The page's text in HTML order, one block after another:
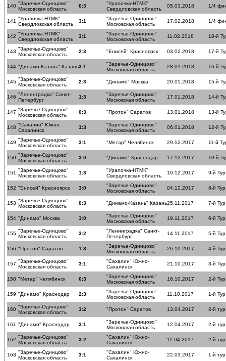
140 "Заречье-Одинцово"
Московская область
0:3
"Уралочка-НТМК"
Свердловская область
05.03.2018 1/4
141 "Уралочка-НТМК"
Свердловская область
3:1
"Заречье-Одинцово"
Московская область
17.02.2018 1/4
142 "Уралочка-НТМК"
Свердловская область
3:1
"Заречье-Одинцово"
Московская область
11.02.2018 18-й
143 "Заречье-Одинцово"
Московская область
2:3 "Енисей" Красноярск 03.02.2018 17-й
144 "Динамо-Казань" Казань3:1
"Заречье-Одинцово"
Московская область
28.01.2018 16-й
145 "Заречье-Одинцово"
Московская область
2:3 "Динамо" Москва 20.01.2018 15-й
146 "Ленинградка" Санкт-
Петербург
1:3
"Заречье-Одинцово"
Московская область
17.01.2018 14-й
147 "Заречье-Одинцово"
Московская область
0:3 "Протон" Саратов 13.01.2018 13-й
148 "Сахалин" Южно-
Сахалинск
1:3
"Заречье-Одинцово"
Московская область
06.01.2018 12-й
149 "Заречье-Одинцово"
Московская область
3:1 "Метар" Челябинск 29.12.2017 11-й
150 "Заречье-Одинцово"
Московская область
3:0 "Динамо" Краснодар 17.12.2017 10-й
151 "Заречье-Одинцово"
Московская область
1:3
"Уралочка-НТМК"
Свердловская область
10.12.2017 9-й Тур
152 "Енисей" Красноярск 3:0
"Заречье-Одинцово"
Московская область
04.12.2017 8-й Тур
153 "Заречье-Одинцово"
Московская область
0:3 "Динамо-Казань" Казань25.11.2017 7-й Тур
154 "Динамо" Москва 3:0
"Заречье-Одинцово"
Московская область
19.11.2017 6-й Тур
155 "Заречье-Одинцово"
Московская область
3:2
"Ленинградка" Санкт-
Петербург
14.11.2017 5-й Тур
156 "Протон" Саратов 1:3
"Заречье-Одинцово"
Московская область
26.10.2017 4-й Тур
157 "Заречье-Одинцово"
Московская область
3:1
"Сахалин" Южно-
Сахалинск
21.10.2017 3-й Тур
158 "Метар" Челябинск 0:3
"Заречье-Одинцово"
Московская область
16.10.2017 2-й Тур
159 "Динамо" Краснодар 2:3
"Заречье-Одинцово"
Московская область
11.10.2017 1-й Тур
160 "Заречье-Одинцово"
Московская область
3:2 "Протон" Саратов 13.04.2017 2-й
161 "Динамо" Краснодар 3:1
"Заречье-Одинцово"
Московская область
12.04.2017 2-й
162 "Заречье-Одинцово"
Московская область
3:2
"Сахалин" Южно-
Сахалинск
11.04.2017 2-й
163 "Заречье-Одинцово"
Московская область
3:1
"Сахалин" Южно-
Сахалинск
22.03.2017 1-й